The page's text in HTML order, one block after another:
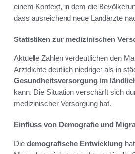
einem Kontext, in dem die
dass ausreichend neue Landärzte
Statistiken zur medizinischen
Aktuelle Zahlen verdeutlichen den
Arztdichte deutlich niedriger als in
Gesundheitsversorgung im
kann. Die Situation verschärft sich
medizinischer Versorgung hat.
Einfluss von Demografie und
Die demografische Entwicklung